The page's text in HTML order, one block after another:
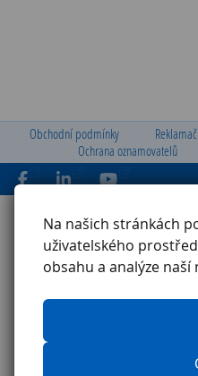
Na našich stránkách
uživatelského
obsahu a analýze naší
Obchodní podmínky
Ochrana oznamovatelů